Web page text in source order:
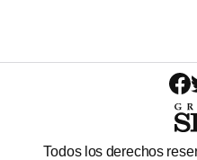
Todos los derechos